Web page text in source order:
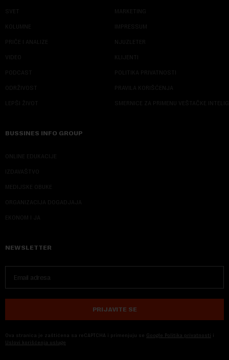
SVET
KOLUMNE
PRIČE I ANALIZE
VIDEO
PODCAST
ODRŽIVOST
LEPŠI ŽIVOT
MARKETING
IMPRESSUM
NJUZLETER
KLIJENTI
POLITIKA PRIVATNOSTI
PRAVILA KORIŠĆENJA
SMERNICE ZA PRIMENU VEŠTAČKE
BUSSINES INFO GROUP
ONLINE EDUKACIJE
IZDAVAŠTVO
MEDIJSKE OBUKE
ORGANIZACIJA DOGADJAJA
EKONOM I JA
NEWSLETTER
PRIJAVITE SE
Ova stranica je zaštićena sa reCAPTCHA i primenjuju se Google Politika privatnosti i
Uslovi korišćenja usluge